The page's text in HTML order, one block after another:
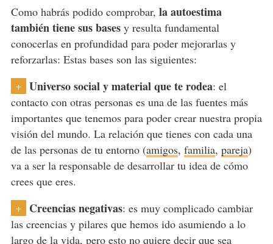
Como habrás podido comprobar, la autoestima
también tiene sus basesy resulta fundamental
conocerlas en profundidad para poder mejorarlas y
reforzarlas: Estas bases son las siguientes:
+ Universo social y material que te rodea: el
contacto con otras personas es una de las fuentes más
importantes que tenemos para poder crear nuestra propia
visión del mundo. La relación que tienes con cada una
de las personas de tu entorno (amigos, familia, pareja)
va a ser la responsable de desarrollar tu idea de cómo
crees que eres.
+ Creencias negativas: es muy complicado cambiar
las creencias y pilares que hemos ido asumiendo a lo
largo de la vida, pero esto no quiere decir que sea